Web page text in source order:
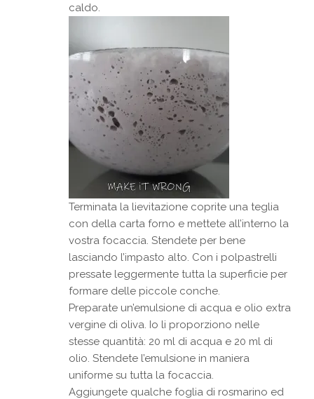
caldo.
Terminata la lievitazione coprite una teglia
con della carta forno e mettete all’interno la
vostra focaccia. Stendete per bene
lasciando l’impasto alto. Con i polpastrelli
pressate leggermente tutta la superficie per
formare delle piccole conche.
Preparate un’emulsione di acqua e olio extra
vergine di oliva. Io li proporziono nelle
stesse quantità: 20 ml di acqua e 20 ml di
olio. Stendete l’emulsione in maniera
uniforme su tutta la focaccia.
Aggiungete qualche foglia di rosmarino ed